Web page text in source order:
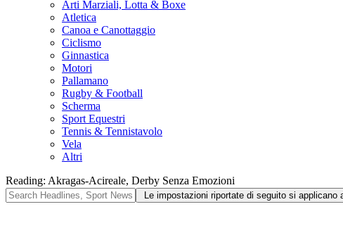
Arti Marziali, Lotta & Boxe
Atletica
Canoa e Canottaggio
Ciclismo
Ginnastica
Motori
Pallamano
Rugby & Football
Scherma
Sport Equestri
Tennis & Tennistavolo
Vela
Altri
Reading: Akragas-Acireale, Derby Senza Emozioni